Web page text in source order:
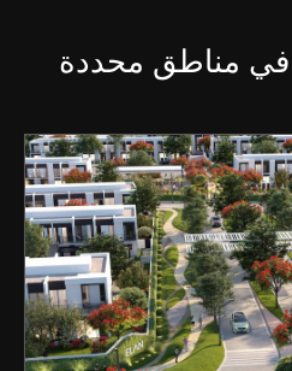
في مناطق محددة